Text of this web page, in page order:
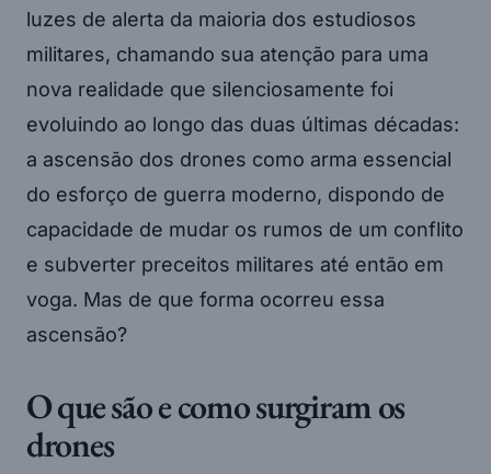
luzes de alerta da maioria dos estudiosos
militares, chamando sua atenção para uma
nova realidade que silenciosamente foi
evoluindo ao longo das duas últimas décadas:
a ascensão dos drones como arma essencial
do esforço de guerra moderno, dispondo de
capacidade de mudar os rumos de um conflito
e subverter preceitos militares até então em
voga. Mas de que forma ocorreu essa
ascensão?
O que são e como surgiram os
drones